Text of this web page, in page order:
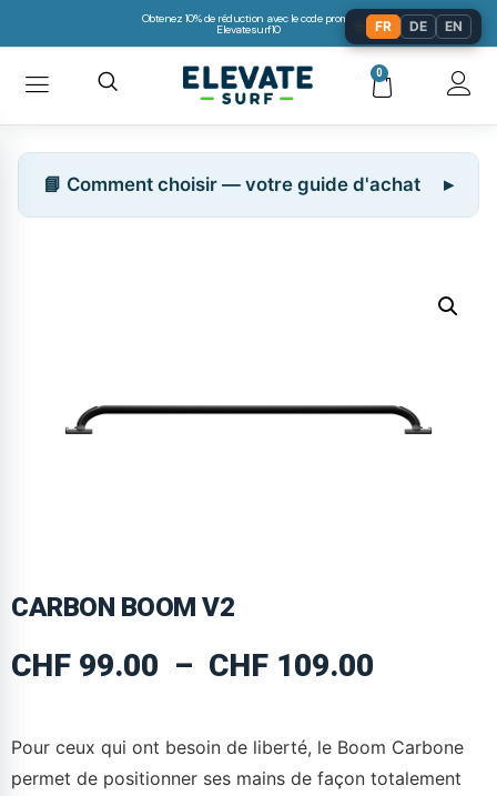
Obtenez 10% de réduction avec le code promo:
Elevatesurf10
0
📘 Comment choisir — votre guide d'achat
CARBON BOOM V2
CHF 99.00 – CHF 109.00
Pour ceux qui ont besoin de liberté, le Boom Carbone
permet de positionner ses mains de façon totalement
FR DE EN